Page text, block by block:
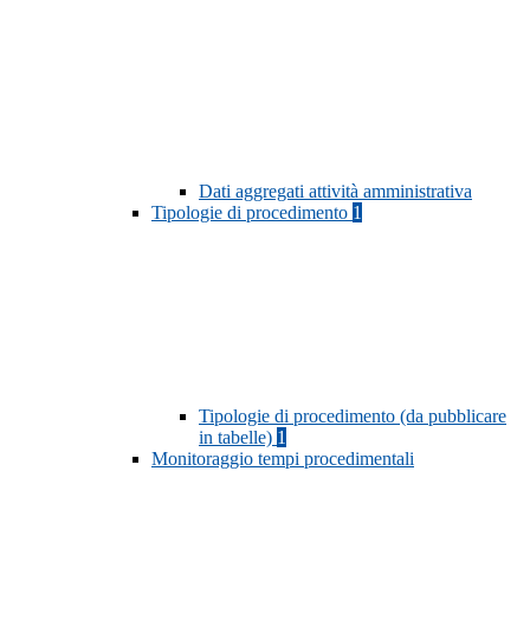
Dati aggregati attività amministrativa
Tipologie di procedimento 1
Tipologie di procedimento (da pubblicare
in tabelle) 1
Monitoraggio tempi procedimentali